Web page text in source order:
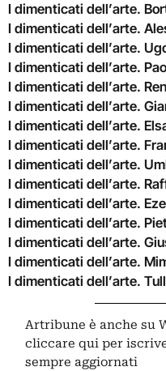
I dimenticati dell’arte.
I dimenticati dell’arte.
I dimenticati dell’arte.
I dimenticati dell’arte.
I dimenticati dell’arte.
I dimenticati dell’arte.
I dimenticati dell’arte.
I dimenticati dell’arte.
I dimenticati dell’arte.
I dimenticati dell’arte.
I dimenticati dell’arte.
I dimenticati dell’arte.
I dimenticati dell’arte.
I dimenticati dell’arte.
I dimenticati dell’arte.
Artribune è anche su
cliccare qui per
sempre aggiornati